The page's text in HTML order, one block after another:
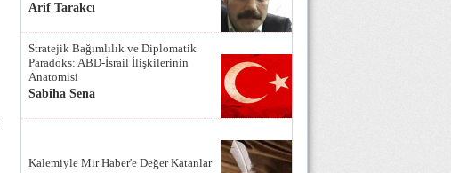
Arif Tarakcı
Stratejik Bağımlılık ve Diplomatik
Paradoks: ABD-İsrail İlişkilerinin
Anatomisi
Sabiha Sena
Kalemiyle Mir Haber'e Değer Katanlar